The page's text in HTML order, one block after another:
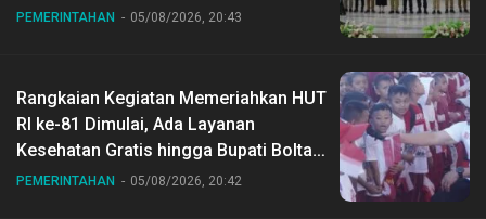
Gubernur Sulut
PEMERINTAHAN 05/08/2026, 20:43
Rangkaian Kegiatan Memeriahkan HUT
RI ke-81 Dimulai, Ada Layanan
Kesehatan Gratis hingga Bupati Boltara
Dr Sirajudin Lasena Ikut Jalan Sehat
PEMERINTAHAN 05/08/2026, 20:42